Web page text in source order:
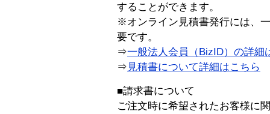
することができます。
※オンライン見積書発行には、
要です。
⇒一般法人会員（BizID）の詳細
⇒ 見積書について詳細はこちら
■請求書について
ご注文時に希望されたお客様に